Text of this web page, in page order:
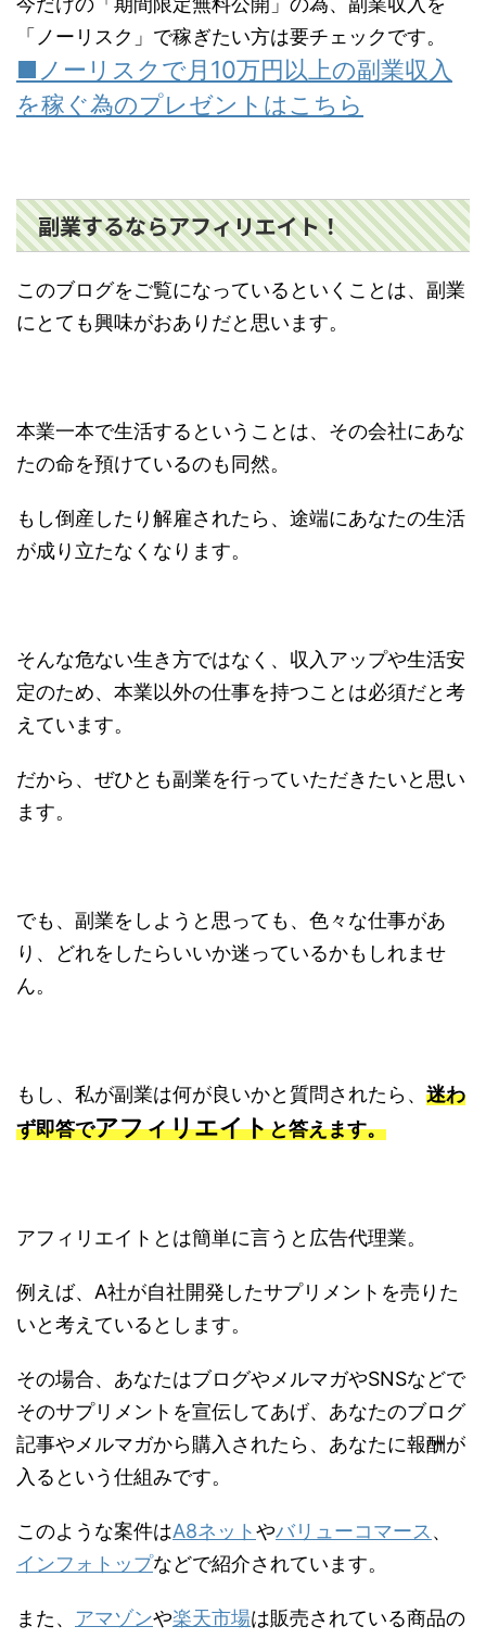
「ノーリスク」で稼ぎたい方は要チェックです。
■ノーリスクで月10万円以上の副業収入
を稼ぐ為のプレゼントはこちら
副業するならアフィリエイト！
このブログをご覧になっているといくことは、副業
にとても興味がおありだと思います。
本業一本で生活するということは、その会社にあな
たの命を預けているのも同然。
もし倒産したり解雇されたら、途端にあなたの生活
が成り立たなくなります。
そんな危ない生き方ではなく、収入アップや生活安
定のため、本業以外の仕事を持つことは必須だと考
えています。
だから、ぜひとも副業を行っていただきたいと思い
ます。
でも、副業をしようと思っても、色々な仕事があ
り、どれをしたらいいか迷っているかもしれませ
ん。
もし、私が副業は何が良いかと質問されたら、 迷わ
ず即答でアフィリエイトと答えます。
アフィリエイトとは簡単に言うと広告代理業。
例えば、A社が自社開発したサプリメントを売りた
いと考えているとします。
その場合、あなたはブログやメルマガやSNSなどで
そのサプリメントを宣伝してあげ、あなたのブログ
記事やメルマガから購入されたら、あなたに報酬が
入るという仕組みです。
このような案件はA8ネットやバリューコマース 、
インフォトップなどで紹介されています。
また、 アマゾンや楽天市場は販売されている商品の